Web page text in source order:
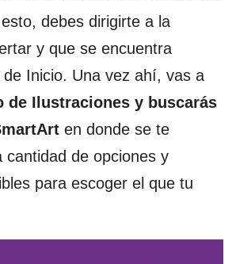
debes dirigirte a la
y que se encuentra
de Inicio. Una vez ahí, vas a
de Ilustraciones y buscarás
en donde se te
cantidad de opciones y
para escoger el que tu